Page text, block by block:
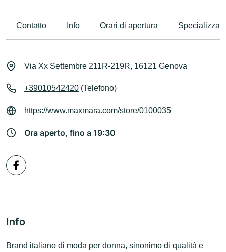
Contatto Info Orari di apertura
Via Xx Settembre 211R-219R, 16121 Genova
+39010542420 (Telefono)
https://www.maxmara.com/store/0100035
Ora aperto, fino a 19:30
Info
Brand italiano di moda per donna, sinonimo di qualità e